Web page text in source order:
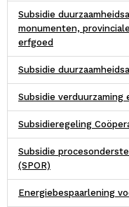
Subsidie
monumenten,
erfgoed
Subsidie
Subsidie verduurzaming
Subsidieregeling
Subsidie
(SPOR)
Energiebespaarlening